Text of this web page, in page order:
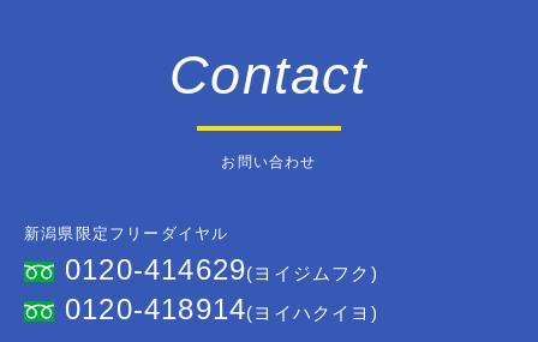
Contact
お問い合わせ
新潟県限定フリーダイヤル
0120-414629(ヨイジムフク)
0120-418914(ヨイハクイヨ)